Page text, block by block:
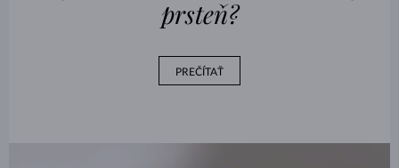
prsteň?
PREČÍTAŤ